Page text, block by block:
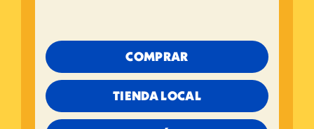
COMPRAR
TIENDA LOCAL